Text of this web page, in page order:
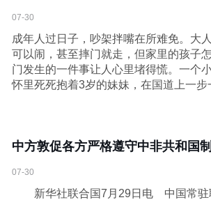
07-30
成年人过日子，吵架拌嘴在所难免。大
可以闹，甚至摔门就走，但家里的孩子
门发生的一件事让人心里堵得慌。一个
怀里死死抱着3岁的妹妹，在国道上一步
中方敦促各方严格遵守中非共和国
07-30
新华社联合国7月29日电 中国常驻